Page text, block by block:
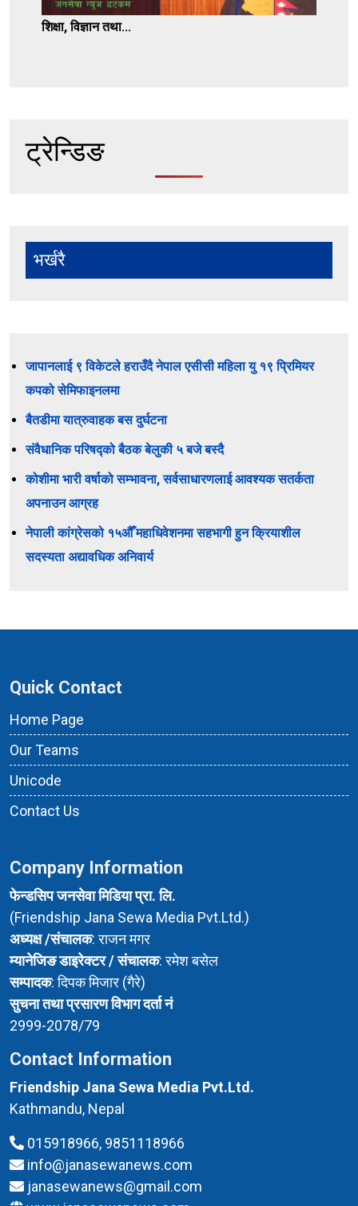
शिक्षा, विज्ञान तथा...
ट्रेन्डिङ
भर्खरै
जापानलाई ९ विकेटले हराउँदै नेपाल एसीसी महिला यु १९ प्रिमियर
कपको सेमिफाइनलमा
बैतडीमा यात्रुवाहक बस दुर्घटना
संवैधानिक परिषद्को बैठक बेलुकी ५ बजे बस्दै
कोशीमा भारी वर्षाको सम्भावना, सर्वसाधारणलाई आवश्यक सतर्कता
अपनाउन आग्रह
नेपाली कांग्रेसको १५औँ महाधिवेशनमा सहभागी हुन क्रियाशील
सदस्यता अद्यावधिक अनिवार्य
Quick Contact
Home Page
Our Teams
Unicode
Contact Us
Company Information
फेन्डसिप जनसेवा मिडिया प्रा. लि.
(Friendship Jana Sewa Media Pvt.Ltd.)
अध्यक्ष /संचालक: राजन मगर
म्यानेजिङ डाइरेक्टर / संचालक: रमेश बसेल
सम्पादक: दिपक मिजार (गैरे)
सुचना तथा प्रसारण विभाग दर्ता नं
2999-2078/79
Contact Information
Friendship Jana Sewa Media Pvt.Ltd.
Kathmandu, Nepal
015918966, 9851118966
info@janasewanews.com
janasewanews@gmail.com